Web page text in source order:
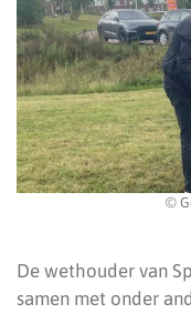
©
De wethouder van
samen met onder